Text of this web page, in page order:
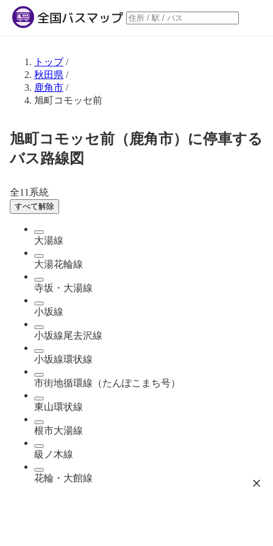
トップ/
秋田県 /
鹿角市 /
旭町コモッセ前
旭町コモッセ前（鹿角市）に停車する
バス路線図
全11系統
すべて解除
大湯線
大湯花輪線
寺坂・大湯線
小坂線
小坂線尾去沢線
小坂線環状線
市街地循環線（たんぽこまち号）
東山環状線
根市大湯線
級ノ木線
花輪・大館線